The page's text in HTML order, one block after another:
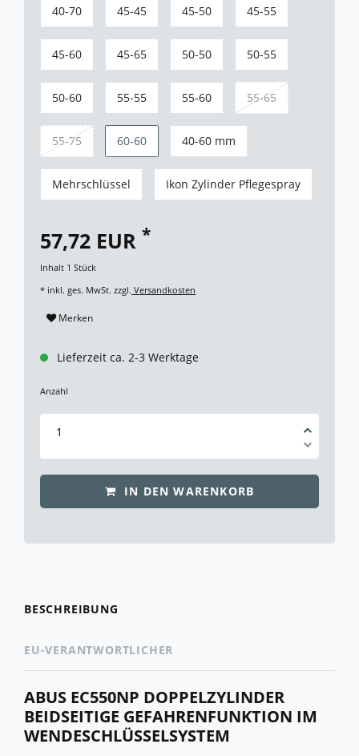
40-70 45-45 45-50 45-55
45-60 45-65 50-50 50-55
50-60 55-55 55-60 55-65
55-75 60-60 40-60 mm
Mehrschlüssel Ikon Zylinder Pflegespray
57,72 EUR *
Inhalt 1 Stück
* inkl. ges. MwSt. zzgl. Versandkosten
Merken
Lieferzeit ca. 2-3 Werktage
Anzahl
IN DEN WARENKORB
BESCHREIBUNG
EU-VERANTWORTLICHER
ABUS EC550NP DOPPELZYLINDER
BEIDSEITIGE GEFAHRENFUNKTION IM
WENDESCHLÜSSELSYSTEM